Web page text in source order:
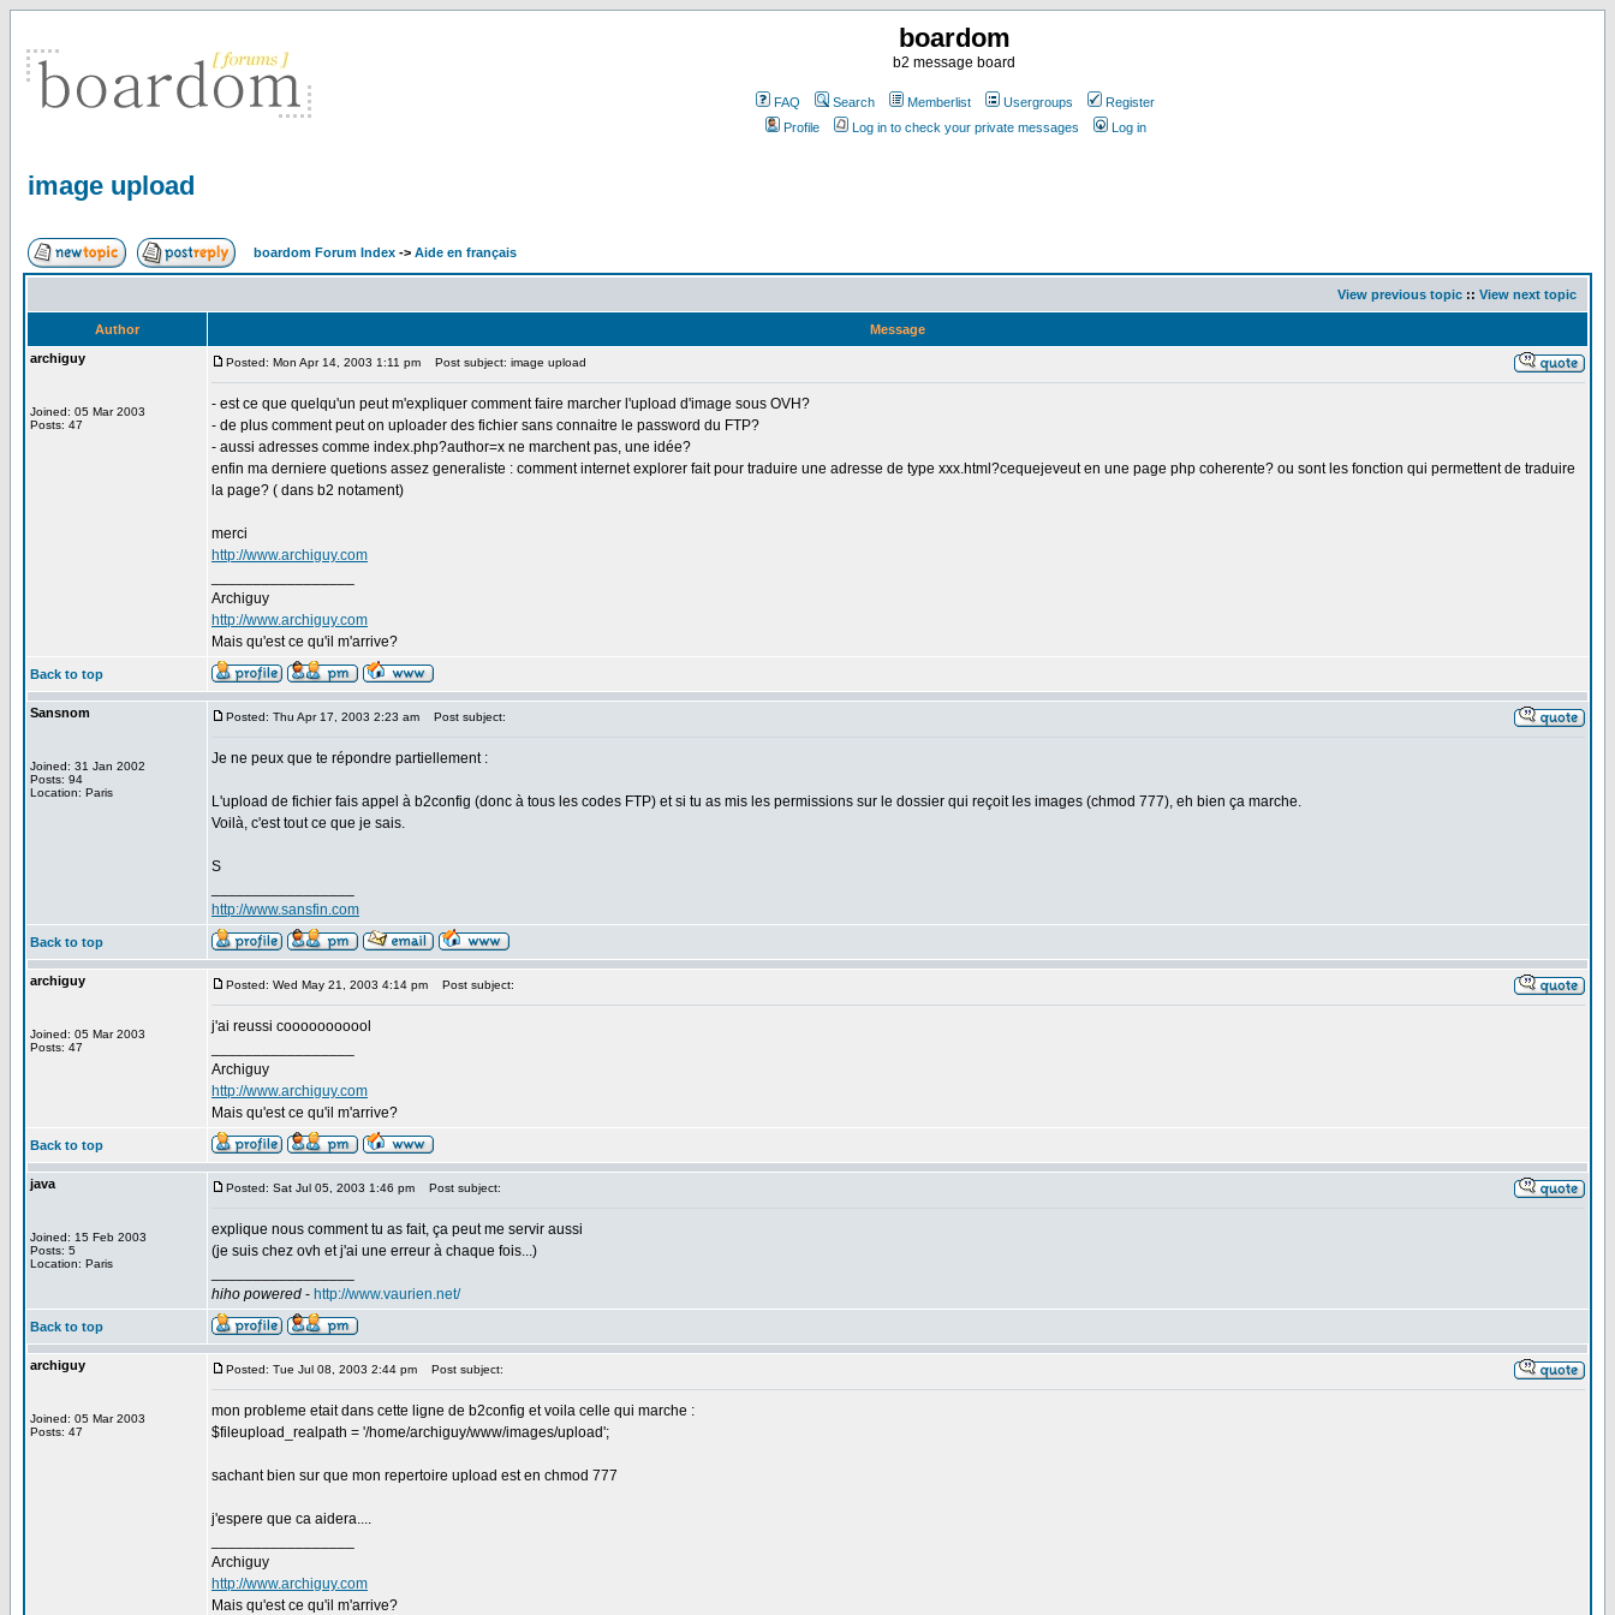
boardom
b2 message board
FAQ Search Memberlist Usergroups
Register
Profile
Log in to check your private messages Log in
image upload
boardom Forum Index -> Aide en français
View previous topic :: View next topic
Author
Message
archiguy
Joined: 05 Mar 2003
Posts: 47
Posted: Mon Apr 14, 2003 1:11 pm Post subject: image upload
- est ce que quelqu'un peut m'expliquer comment faire marcher l'upload d'image sous OVH?
- de plus comment peut on uploader des fichier sans connaitre le password du FTP?
- aussi adresses comme index.php?author=x ne marchent pas, une idée?
enfin ma derniere quetions assez generaliste : comment internet explorer fait pour traduire une adresse de type xxx.html?cequejeveut en une page php coherente? ou sont les fonction qui permettent de traduire
la page? ( dans b2 notament)
merci
http://www.archiguy.com
Archiguy
http://www.archiguy.com
Mais qu'est ce qu'il m'arrive?
Back to top
Sansnom
Joined: 31 Jan 2002
Posts: 94
Location: Paris
Posted: Thu Apr 17, 2003 2:23 am Post subject:
Je ne peux que te répondre partiellement :
L'upload de fichier fais appel à b2config (donc à tous les codes FTP) et si tu as mis les permissions sur le dossier qui reçoit les images (chmod 777), eh bien ça marche.
Voilà, c'est tout ce que je sais.
S
http://www.sansfin.com
Back to top
archiguy
Joined: 05 Mar 2003
Posts: 47
Posted: Wed May 21, 2003 4:14 pm Post subject:
j'ai reussi cooooooooool
Archiguy
http://www.archiguy.com
Mais qu'est ce qu'il m'arrive?
Back to top
java
Joined: 15 Feb 2003
Posts: 5
Location: Paris
Posted: Sat Jul 05, 2003 1:46 pm Post subject:
explique nous comment tu as fait, ça peut me servir aussi
(je suis chez ovh et j'ai une erreur à chaque fois...)
hiho powered - http://www.vaurien.net/
Back to top
archiguy
Joined: 05 Mar 2003
Posts: 47
Posted: Tue Jul 08, 2003 2:44 pm Post subject:
mon probleme etait dans cette ligne de b2config et voila celle qui marche :
$fileupload_realpath = '/home/archiguy/www/images/upload';
sachant bien sur que mon repertoire upload est en chmod 777
j'espere que ca aidera....
Archiguy
http://www.archiguy.com
Mais qu'est ce qu'il m'arrive?